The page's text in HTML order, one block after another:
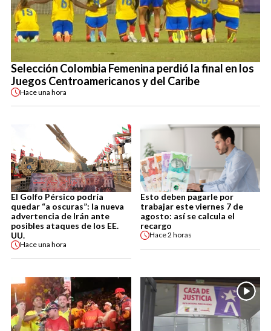
Selección Colombia Femenina perdió la final en los
Juegos Centroamericanos y del Caribe
Haceuna hora
El Golfo Pérsico podría
quedar “a oscuras”: la nueva
advertencia de Irán ante
posibles ataques de los EE.
UU.
Haceuna hora
Esto deben pagarle por
trabajar este viernes 7 de
agosto: así se calcula el
recargo
Hace2 horas